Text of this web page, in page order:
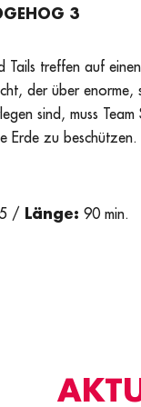
3
Tails treffen auf
der über
sind, muss
Erde zu
/ Länge: 90 min.